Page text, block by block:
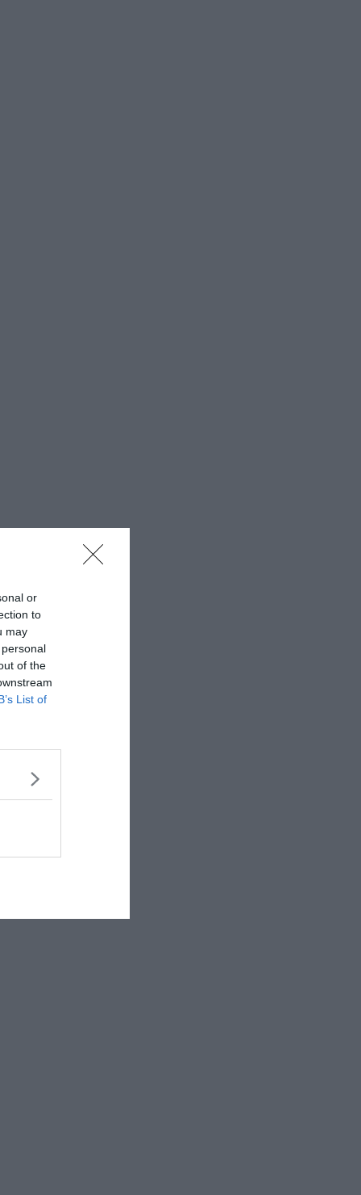
or
to
may
of the
List of